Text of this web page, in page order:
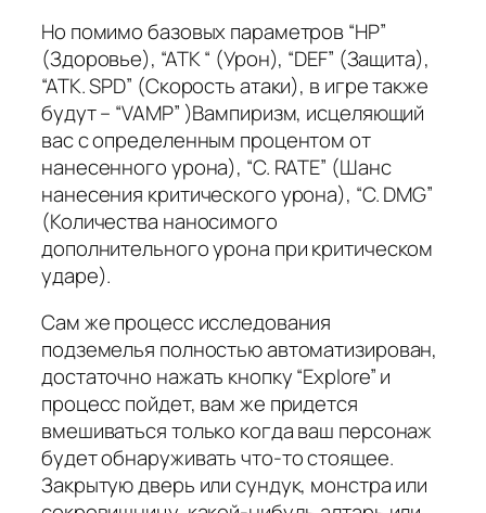
Но помимо базовых параметров “HP”
(Здоровье), “ATK “ (Урон), “DEF” (Защита),
“ATK. SPD” (Скорость атаки), в игре также
будут – “VAMP” )Вампиризм, исцеляющий
вас с определенным процентом от
нанесенного урона), “C. RATE” (Шанс
нанесения критического урона), “C. DMG”
(Количества наносимого
дополнительного урона при критическом
ударе).
Сам же процесс исследования
подземелья полностью автоматизирован,
достаточно нажать кнопку “Explore” и
процесс пойдет, вам же придется
вмешиваться только когда ваш персонаж
будет обнаруживать что-то стоящее.
Закрытую дверь или сундук, монстра или